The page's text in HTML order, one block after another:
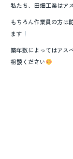
私たち、田畑工業はア
もちろん作業員の方は
ます
築年数によってはアス
相談ください